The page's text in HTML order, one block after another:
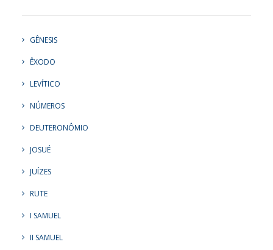
GÊNESIS
ÊXODO
LEVÍTICO
NÚMEROS
DEUTERONÔMIO
JOSUÉ
JUÍZES
RUTE
I SAMUEL
II SAMUEL